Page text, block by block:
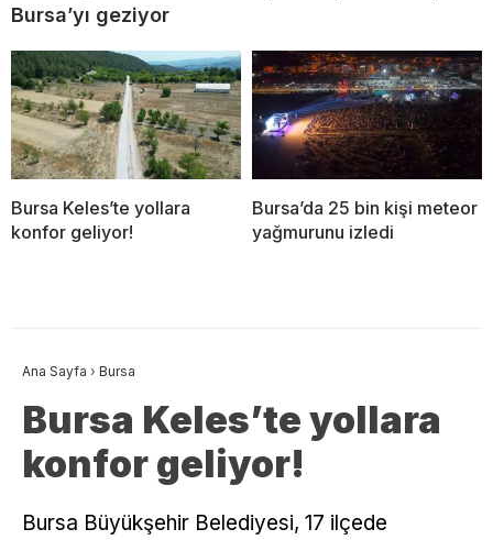
Bursa’yı geziyor
Bursa Keles’te yollara
konfor geliyor!
Bursa’da 25 bin kişi meteor
yağmurunu izledi
Ana Sayfa › Bursa
Bursa Keles’te yollara
konfor geliyor!
Bursa Büyükşehir Belediyesi, 17 ilçede